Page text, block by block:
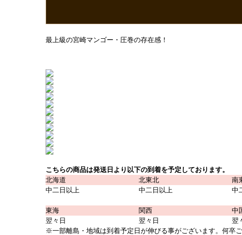
最上級の宮崎マンゴー・圧巻の存在感！
こちらの商品は発送日より以下の到着を予定しております。
北海道
北東北 南
中二日以上
中二日以上 中
東海 関西 中
翌々日
翌々日 翌
※一部離島・地域は到着予定日が伸びる事がございます。何卒ご